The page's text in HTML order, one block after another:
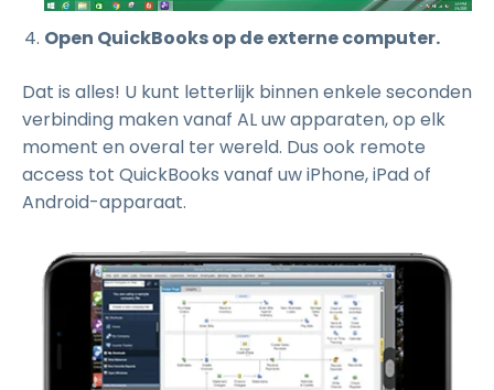
Open QuickBooks op de externe computer.
Dat is alles! U kunt letterlijk binnen enkele seconden
verbinding maken vanaf AL uw apparaten, op elk
moment en overal ter wereld. Dus ook remote
access tot QuickBooks vanaf uw iPhone, iPad of
Android-apparaat.